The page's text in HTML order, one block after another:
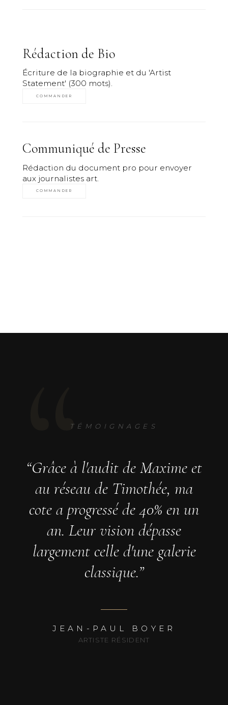
Rédaction de Bio
Écriture de la biographie et du 'Artist
Statement' (300 mots).
COMMANDER
Communiqué de Presse
Rédaction du document pro pour envoyer
aux journalistes art.
COMMANDER
“TÉMOIGNAGES
“Grâce à l'audit de Maxime et
au réseau de Timothée, ma
cote a progressé de 40% en un
an. Leur vision dépasse
largement celle d'une galerie
classique.”
JEAN-PAUL BOYER
ARTISTE RÉSIDENT